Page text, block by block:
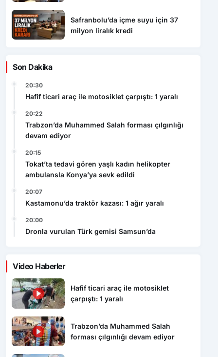
Safranbolu’da içme suyu için 37
milyon liralık kredi
Son Dakika
20:30
Hafif ticari araç ile motosiklet çarpıştı: 1 yaralı
20:22
Trabzon’da Muhammed Salah forması çılgınlığı
devam ediyor
20:15
Tokat’ta tedavi gören yaşlı kadın helikopter
ambulansla Konya’ya sevk edildi
20:07
Kastamonu’da traktör kazası: 1 ağır yaralı
20:00
Dronla vurulan Türk gemisi Samsun’da
Video Haberler
Hafif ticari araç ile motosiklet
çarpıştı: 1 yaralı
Trabzon’da Muhammed Salah
forması çılgınlığı devam ediyor